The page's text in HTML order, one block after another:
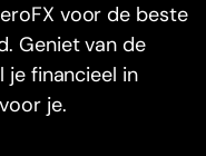
voor de beste
Geniet van de
je financieel in
je.